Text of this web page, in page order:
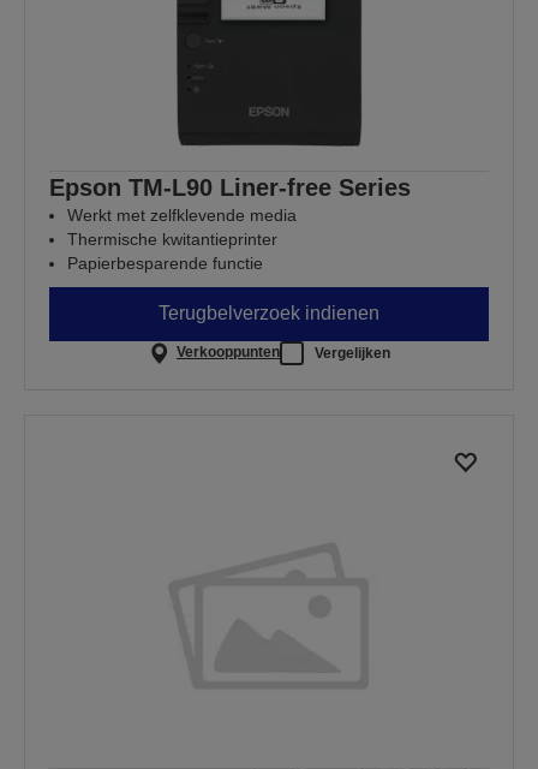
Epson TM-L90 Liner-free Series
Werkt met zelfklevende media
Thermische kwitantieprinter
Papierbesparende functie
Terugbelverzoek indienen
Verkooppunten Vergelijken